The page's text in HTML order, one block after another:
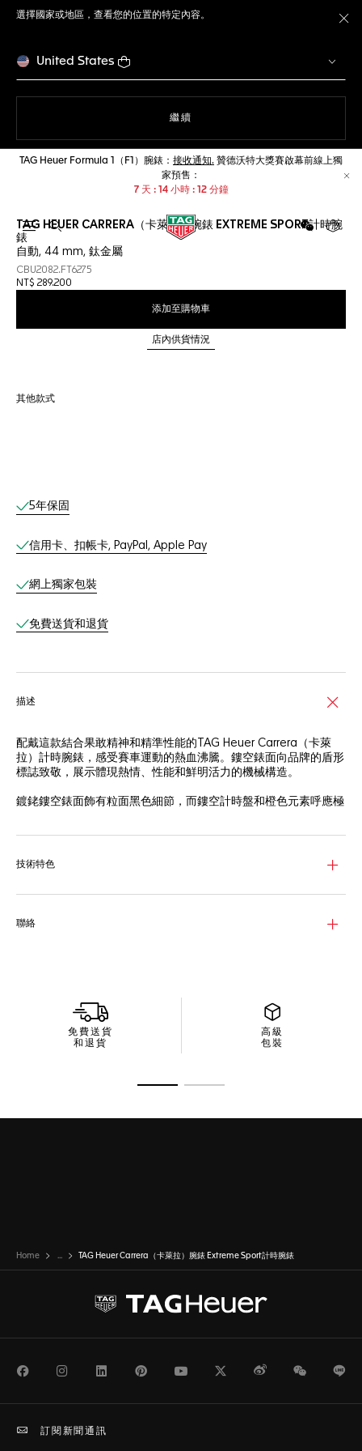
選擇國家或地區，查看您的位置的特定內容。
United States
繼續
TAG Heuer Formula 1（F1）腕錶： 接收通知. 贊德沃特大獎賽啟幕前線上獨
家預售：
7 天 14 小時 12 分鐘
開啟搜尋 微信 您的
TAG HEUER CARRERA（卡萊拉）腕錶 EXTREME SPORT計時腕
錶
自動, 44 mm, 鈦金屬
CBU2082.FT6275
NT$ 289.200
添加至購物車
店內供貨情況
其他款式
網上服務
5年保固
信用卡、扣帳卡, PayPal, Apple Pay
網上獨家包裝
免費送貨和退貨
描述
配戴這款結合果敢精神和精準性能的TAG Heuer Carrera（卡萊
拉）計時腕錶，感受賽車運動的熱血沸騰。鏤空錶面向品牌的盾形
標誌致敬，展示體現熱情、性能和鮮明活力的機械構造。
鍍銠鏤空錶面飾有粒面黑色細節，而鏤空計時盤和橙色元素呼應極
粒面鏤空設計，搭配黑色噴砂陶瓷錶圈，於賽道內外均堅韌無比。
技術特色
聯絡
免費送貨
和退貨
高級
包裝
Home ... TAG Heuer Carrera（卡萊拉）腕錶 Extreme Sport計時腕錶
FacebookInstagramLinkedInPinterestYoutubeTwitterWeiboWeChat
訂閱新聞通訊